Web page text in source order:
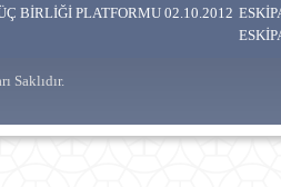
BİRLİĞİ PLATFORMU 02.10.2012
Saklıdır.